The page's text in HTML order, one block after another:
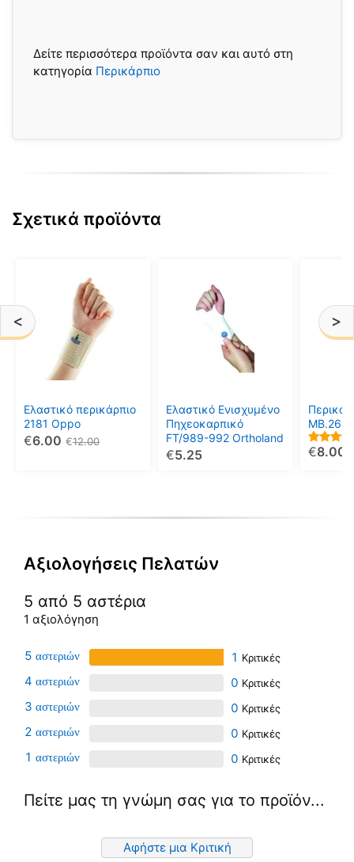
< >
Δείτε περισσότερα προϊόντα σαν και αυτό στη
κατηγορία Περικάρπιο
Σχετικά προϊόντα
Ελαστικό περικάρπιο
2181 Oppo
12.00
€
6.00
€
έχει
πολλαπλές
παραλλαγές.
μπορούν
να
επιλεγούν
Ελαστικό Ενισχυμένο
Πηχεοκαρπικό
FT/989-992 Ortholand
5.25
€
προϊόν
πολλαπλές
παραλλαγές.
μπορούν
να
επιλεγούν
στη
MB.263
5.00
out of 5
8.00
€
προϊόν
έχει
να
στη
Αξιολογήσεις Πελατών
5 από 5 αστέρια
1 αξιολόγηση
5
1
4
0
3
0
2
0
1
0
Πείτε μας τη γνώμη σας για το προϊόν...
Αφήστε μια Κριτική